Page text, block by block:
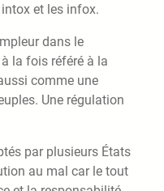
et les infox.
dans le
la fois référé à la
comme une
Une régulation
par plusieurs États
au mal car le tout